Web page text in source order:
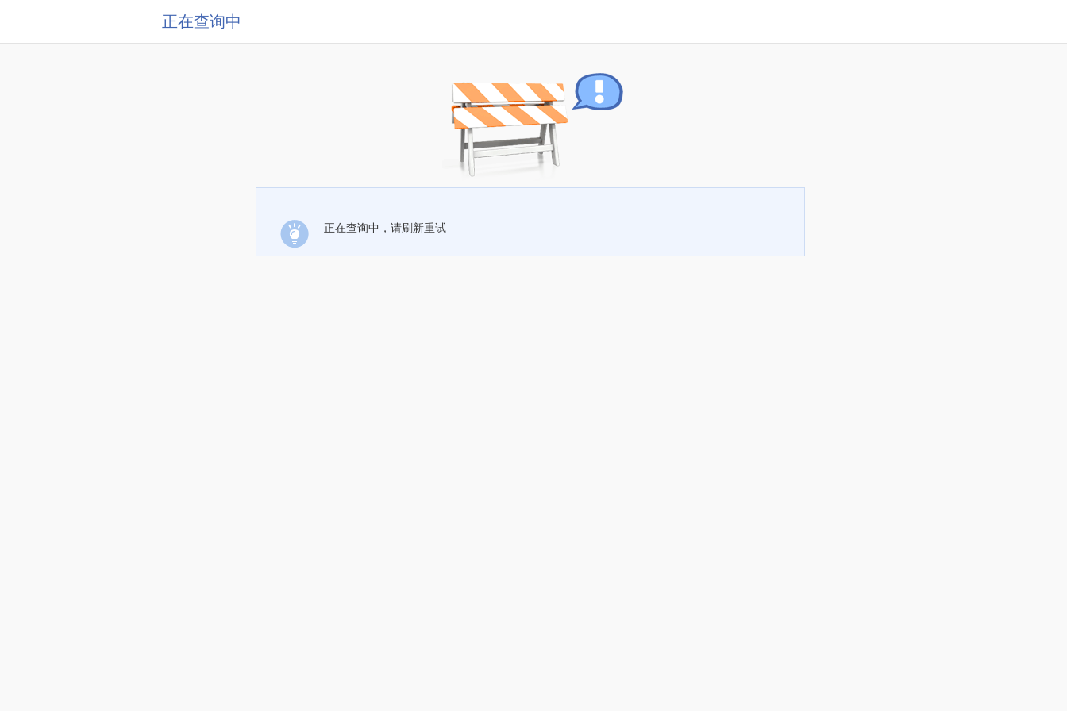
正在查询中
正在查询中，请刷新重试